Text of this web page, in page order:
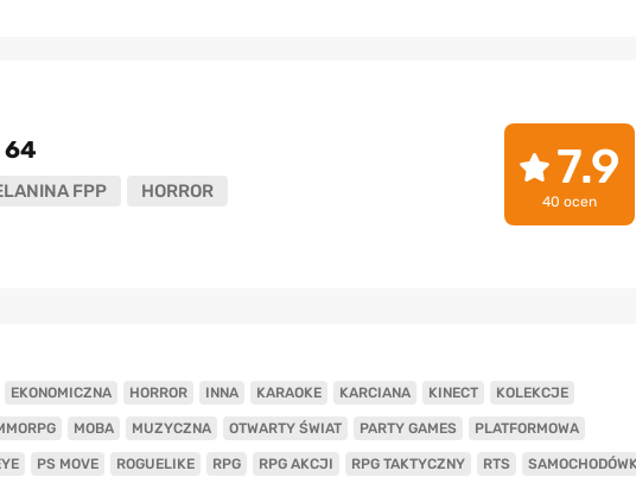
64
FPP HORROR 7.9
40 ocen
EKONOMICZNA HORROR INNA KARAOKE KARCIANA KINECT KOLEKCJE
MOBA MUZYCZNA OTWARTY ŚWIAT PARTY GAMES PLATFORMOWA
PS MOVE ROGUELIKE RPG RPG AKCJI RPG TAKTYCZNY RTS